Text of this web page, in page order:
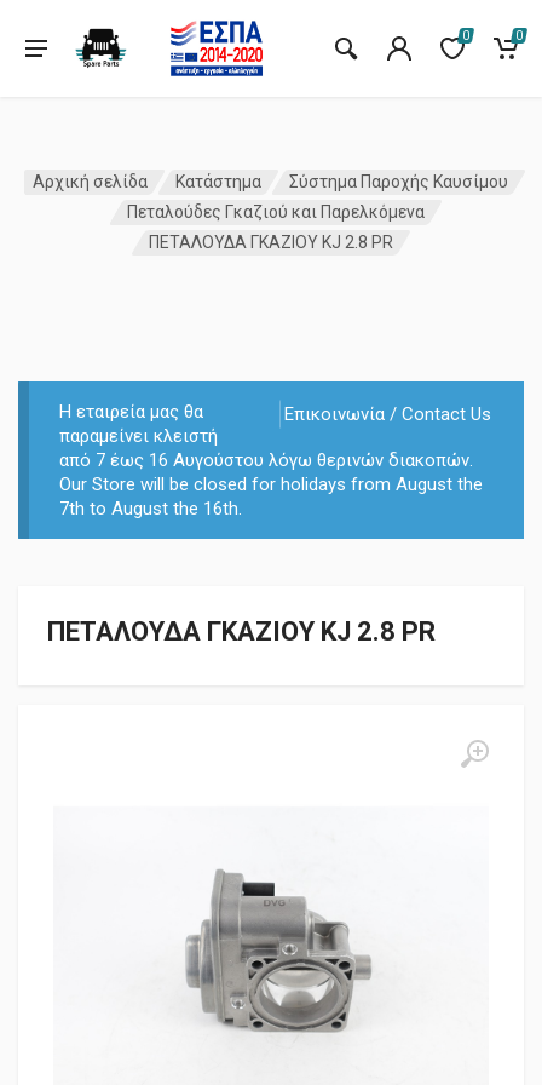
0 0
Αρχική σελίδα Κατάστημα
Σύστημα Παροχής Καυσίμου
Πεταλούδες Γκαζιού και Παρελκόμενα
ΠΕΤΑΛΟΥΔΑ ΓΚΑΖΙΟΥ KJ 2.8 PR
Επικοινωνία / Contact Us
Η εταιρεία μας θα
παραμείνει κλειστή
από 7 έως 16 Αυγούστου λόγω θερινών διακοπών.
Our Store will be closed for holidays from August the
7th to August the 16th.
ΠΕΤΑΛΟΥΔΑ ΓΚΑΖΙΟΥ KJ 2.8 PR